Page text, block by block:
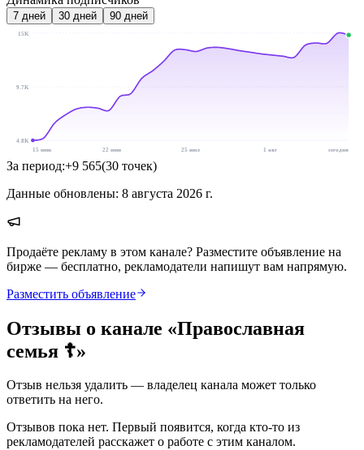
7 дней 30 дней 90 дней
15K
9.7K
4.8K
15 июн
22 июн 25 июл 1 авг сегодня
За период:+9 565(30 точек)
Данные обновлены: 8 августа 2026 г.
Продаёте рекламу в этом канале? Разместите объявление на
бирже — бесплатно, рекламодатели напишут вам напрямую.
Разместить объявление
Отзывы о канале «Православная
семья ☦️»
Отзыв нельзя удалить — владелец канала может только
ответить на него.
Отзывов пока нет. Первый появится, когда кто-то из
рекламодателей расскажет о работе с этим каналом.